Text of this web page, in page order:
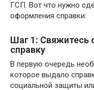
ГСП. Вот что нужно
оформления справки:
Шаг 1: Свяжитесь
справку
В первую очередь
которое выдало
социальной защиты